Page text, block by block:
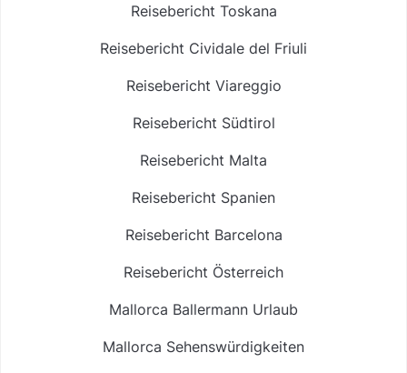
Reisebericht Toskana
Reisebericht Cividale del Friuli
Reisebericht Viareggio
Reisebericht Südtirol
Reisebericht Malta
Reisebericht Spanien
Reisebericht Barcelona
Reisebericht Österreich
Mallorca Ballermann Urlaub
Mallorca Sehenswürdigkeiten